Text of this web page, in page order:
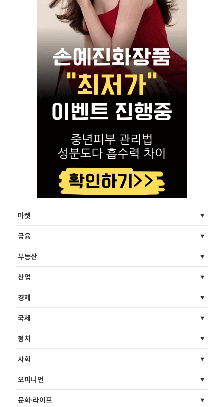
마켓
금융
부동산
산업
경제
국제
정치
사회
오피니언
문화·라이프